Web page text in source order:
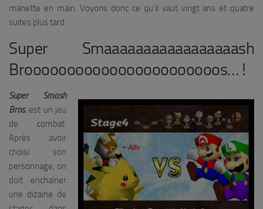
manette en main. Voyons donc ce qu’il vaut vingt ans et quatre
suites plus tard.
Super Smaaaaaaaaaaaaaaaaash
Brooooooooooooooooooooooos… !
Super Smash
Bros. est un jeu
de combat.
Après avoir
choisi son
personnage, on
doit enchaîner
une dizaine de